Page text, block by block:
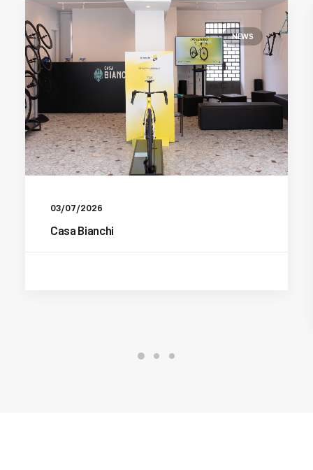
NEWS
03/07/2026
Casa Bianchi